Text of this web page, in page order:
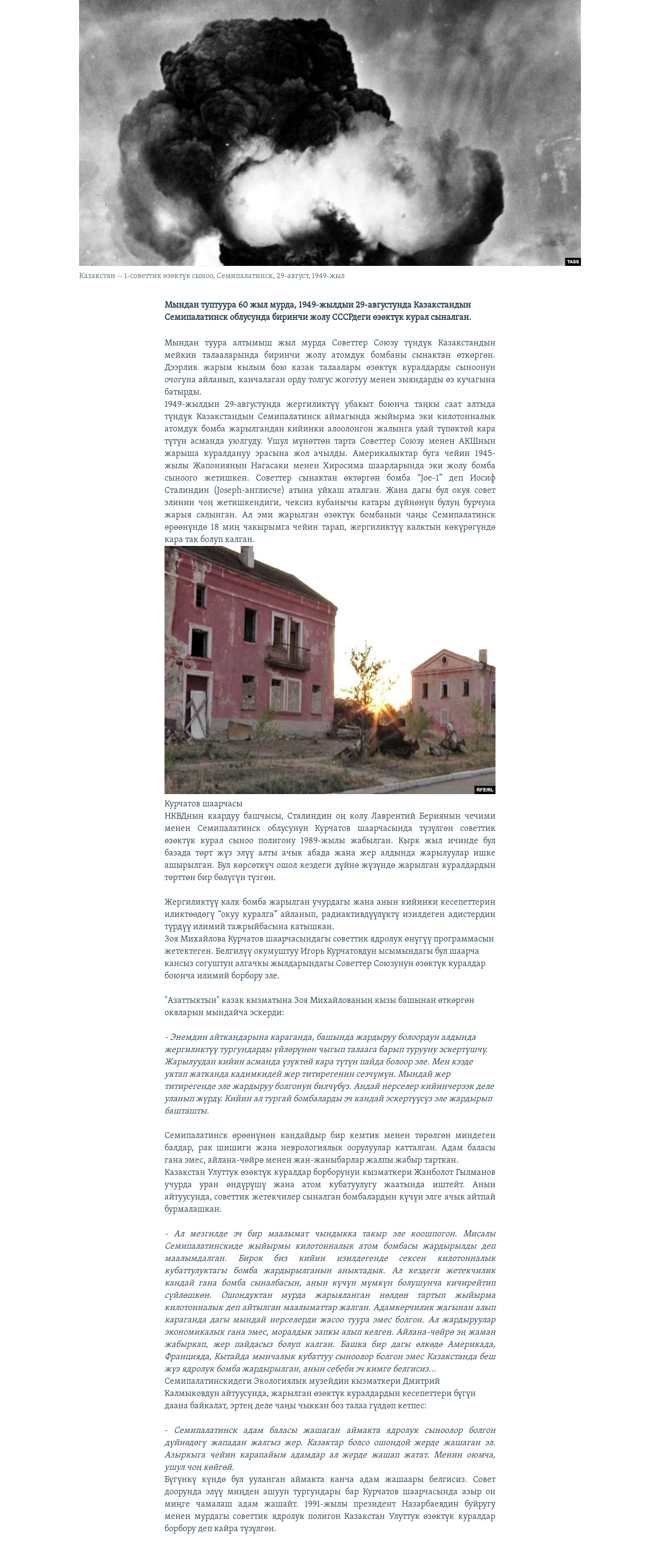
Казакстан -- 1-советтик өзөктүк сыноо, Семипалатинск, 29-август, 1949-жыл
Мындан туптуура 60 жыл мурда, 1949-жылдын 29-августунда Казакстандын
Семипалатинск облусунда биринчи жолу СССРдеги өзөктүк курал сыналган.
Мындан туура алтымыш жыл мурда Советтер Союзу түндүк Казакстандын
мейкин талааларында биринчи жолу атомдук бомбаны сынактан өткөргөн.
Дээрлик жарым кылым бою казак талаалары өзөктүк куралдарды сыноонун
очогуна айланып, канчалаган орду толгус жоготуу менен зыяндарды өз кучагына
батырды.
1949-жылдын 29-августунда жергиликтүү убакыт боюнча таңкы саат алтыда
түндүк Казакстандын Семипалатинск аймагында жыйырма эки килотонналык
атомдук бомба жарылгандан кийинки алоолонгон жалынга улай түпөктөй кара
түтүн асманда уюлгуду. Ушул мүнөттөн тарта Советтер Союзу менен АКШнын
жарыша куралдануу эрасына жол ачылды. Америкалыктар буга чейин 1945-
жылы Жапониянын Нагасаки менен Хиросима шаарларында эки жолу бомба
сыноого жетишкен. Советтер сынактан өктөргөн бомба “Joe-1” деп Иосиф
Сталиндин (Joseph-англисче) атына уйкаш аталган. Жана дагы бул окуя совет
элинин чоң жетишкендиги, чексиз кубанычы катары дүйнөнүн булуң бурчуна
жарыя салынган. Ал эми жарылган өзөктүк бомбанын чаңы Семипалатинск
өрөөнүндө 18 миң чакырымга чейин тарап, жергиликтүү калктын көкүрөгүндө
кара так болуп калган.
Курчатов шаарчасы
НКВДнын каардуу башчысы, Сталиндин оң колу Лаврентий Бериянын чечими
менен Семипалатинск облусунун Курчатов шаарчасында түзүлгөн советтик
өзөктүк курал сыноо полигону 1989-жылы жабылган. Кырк жыл ичинде бул
базада төрт жүз элүү алты ачык абада жана жер алдында жарылуулар ишке
ашырылган. Бул көрсөткүч ошол кездеги дүйнө жүзүндө жарылган куралдардын
төрттөн бир бөлүгүн түзгөн.
Жергиликтүү калк бомба жарылган учурдагы жана анын кийинки кесепеттерин
иликтөөдөгү “окуу куралга” айланып, радиактивдүүлүктү изилдеген адистердин
түрдүү илимий тажрыйбасына катышкан.
Зоя Михайлова Курчатов шаарчасындагы советтик ядролук өнүгүү программасын
жетектеген. Белгилүү окумуштуу Игорь Курчатовдун ысымындагы бул шаарча
кансыз согуштун алгачкы жылдарындагы Советтер Союзунун өзөктүк куралдар
боюнча илимий борбору эле.
"Азаттыктын" казак кызматына Зоя Михайлованын кызы башынан өткөргөн
окяларын мындайча эскерди:
- Энемдин айткандарына караганда, башында жардыруу болоордун алдында
жергиликтүү тургундарды үйлөрүнөн чыгып талаага барып турууну эскертүшчү.
Жарылуудан кийин асманда үзүктөй кара түтүн пайда болоор эле. Мен кээде
уктап жатканда кадимкидей жер титирегенин сезчүмүн. Мындай жер
титирегенде эле жардыруу болгонун билчүбүз. Андай нерселер кийинчерээк деле
уланып жүрдү. Кийин ал тургай бомбаларды эч кандай эскертүүсүз эле жардырып
башташты.
Семипалатинск өрөөнүнөн кандайдыр бир кемтик менен төрөлгөн миндеген
балдар, рак шишиги жана неврологиялык оорулуулар катталган. Адам баласы
гана эмес, айлана-чөйрө менен жан-жаныбарлар жалпы жабыр тарткан.
Казакстан Улуттук өзөктүк куралдар борборунун кызматкери Жанболот Гылманов
учурда уран өндүрүшү жана атом кубатуулугу жаатында иштейт. Анын
айтуусунда, советтик жетекчилер сыналган бомбалардын күчүн элге ачык айтпай
бурмалашкан.
- Ал мезгилде эч бир маалымат чындыкка такыр эле коошпогон. Мисалы
Семипалатинскиде жыйырмы килотонналык атом бомбасы жардырылды деп
маалымдалган. Бирок биз кийин изилдегенде сексен килотонналык
кубаттулуктагы бомба жардырылганын аныктадык. Ал кездеги жетекчилик
кандай гана бомба сыналбасын, анын күчүн мүмкүн болушунча кичирейтип
сүйлөшкөн. Ошондуктан мурда жарыяланган нөлдөн тартып жыйырма
килотонналык деп айтылган маалыматтар жалган.Адамкерчилик жагынан алып
караганда дагы мындай нерселерди жасоо туура эмес болгон. Ал жардыруулар
экономикалык гана эмес, моралдык запкы алып келген. Айлана-чөйрө эң жаман
жабыркап, жер пайдасыз болуп калган. Башка бир дагы өлкөдө Америкада,
Францияда, Кытайда мынчалык кубаттуу сыноолор болгон эмес Казакстанда беш
жүз ядролук бомба жардырылган, анын себеби эч кимге белгисиз...
Семипалатинскидеги Экологиялык музейдин кызматкери Дмитрий
Калмыковдун айтуусунда, жарылган өзөктүк куралдардын кесепеттери бүгүн
даана байкалат, эртең деле чаңы чыккан боз талаа гүлдөп кетпес:
- Семипалатинск адам баласы жашаган аймакта ядролук сыноолор болгон
дүйнөдөгү жападан жалгыз жер. Казактар болсо ошондой жерде жашаган эл.
Азыркыга чейин карапайым адамдар ал жерде жашап жатат. Менин оюмча,
ушул чоң көйгөй.
Бүгүнкү күндө бул ууланган аймакта канча адам жашаары белгисиз. Совет
доорунда элүү миңден ашуун тургундары бар Курчатов шаарчасында азыр он
миңге чамалаш адам жашайт. 1991-жылы президент Назарбаевдин буйругу
менен мурдагы советтик ядролук полигон Казакстан Улуттук өзөктүк куралдар
борбору деп кайра түзүлгөн.